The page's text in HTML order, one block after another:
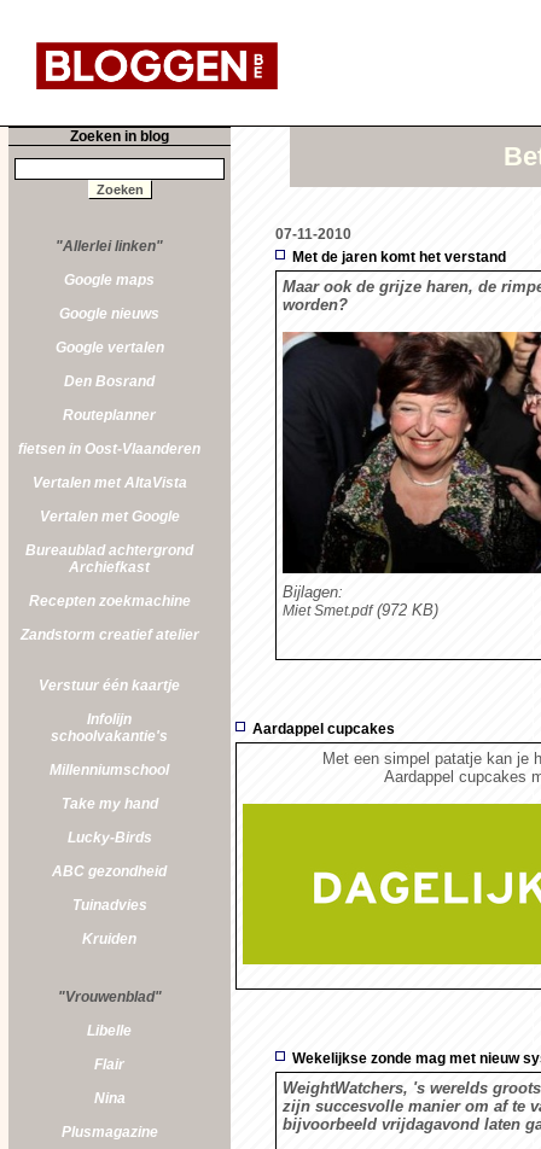
Zoeken in blog
"Allerlei linken"
Google maps
Google nieuws
Google vertalen
Den Bosrand
Routeplanner
fietsen in Oost-Vlaanderen
Vertalen met AltaVista
Vertalen met Google
Bureaublad achtergrond
Archiefkast
Recepten zoekmachine
Zandstorm creatief atelier
Verstuur één kaartje
Infolijn
schoolvakantie's
Millenniumschool
Take my hand
Lucky-Birds
ABC gezondheid
Tuinadvies
Kruiden
"Vrouwenblad"
Libelle
Flair
Nina
Plusmagazine
07-11-2010
Met de jaren komt het verstand
Maar ook de grijze haren, de
worden?
Bijlagen:
Miet Smet.pdf(972 KB)
Aardappel cupcakes
Met een simpel patatje kan je
Aardappel cupcakes
Wekelijkse zonde mag met nieuw
WeightWatchers, 's werelds
zijn succesvolle manier om af te
bijvoorbeeld vrijdagavond laten